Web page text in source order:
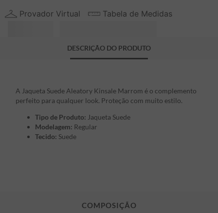
Provador Virtual Tabela de Medidas
DESCRIÇÃO DO PRODUTO
A Jaqueta Suede Aleatory Kinsale Marrom é o complemento
perfeito para qualquer look. Proteção com muito estilo.
Tipo de Produto: Jaqueta Suede
Modelagem: Regular
Tecido: Suede